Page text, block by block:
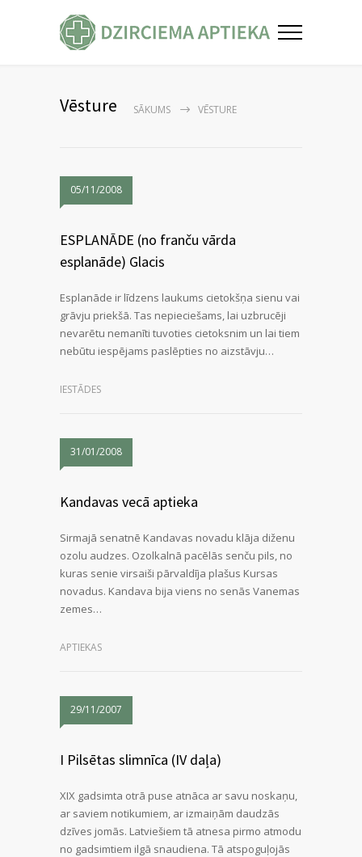
Vēsture SĀKUMS VĒSTURE
05/11/2008
ESPLANĀDE (no franču vārda
esplanāde) Glacis
Esplanāde ir līdzens laukums cietokšņa sienu vai
grāvju priekšā. Tas nepieciešams, lai uzbrucēji
nevarētu nemanīti tuvoties cietoksnim un lai tiem
nebūtu iespējams paslēpties no aizstāvju…
IESTĀDES
31/01/2008
Kandavas vecā aptieka
Sirmajā senatnē Kandavas novadu klāja diženu
ozolu audzes. Ozolkalnā pacēlās senču pils, no
kuras senie virsaiši pārvaldīja plašus Kursas
novadus. Kandava bija viens no senās Vanemas
zemes…
APTIEKAS
29/11/2007
I Pilsētas slimnīca (IV daļa)
XIX gadsimta otrā puse atnāca ar savu noskaņu,
ar saviem notikumiem, ar izmaiņām daudzās
dzīves jomās. Latviešiem tā atnesa pirmo atmodu
no gadsimtiem ilgā snaudiena. Tā atspoguļojās